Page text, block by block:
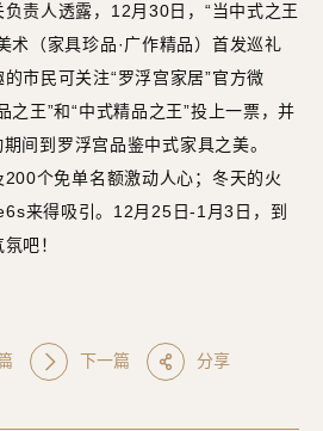
人透露，12月30日，“当中式之王
术（家具珍品·广作精品）首发巡礼
市民可关注“罗浮宫家居”官方微
之王”和“中式精品之王”投上一票，并
间到罗浮宫品鉴中式家具之美。
个免单名额激动人心；冬天的火
来得吸引。12月25日-1月3日，到
吧！
下一篇 分享